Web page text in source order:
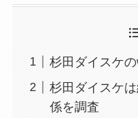
杉田ダイスケ
杉田ダイスケ
係を調査